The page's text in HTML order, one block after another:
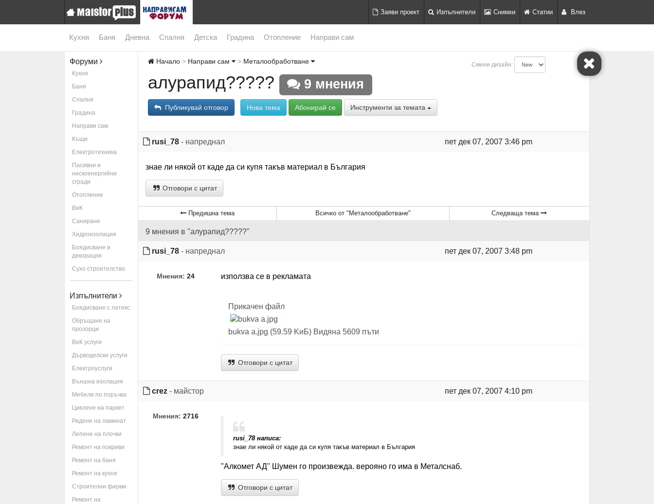
Заяви проект Изпълнители Снимки Статии Влез
Кухня Баня Дневна Спалня Детска Градина Отопление Направи сам
Форуми
Кухня
Баня
Спалня
Градина
Направи сам
Къщи
Електротехника
Пасивни и
нискоенергийни
сгради
Отопление
ВиК
Саниране
Хидроизолация
Боядисване и
декорация
Сухо строителство
Изпълнители
Боядисване с латекс
Обръщане на
прозорци
ВиК услуги
Дърводелски услуги
Електроуслуги
Външна изолация
Мебели по поръчка
Циклене на паркет
Редене на ламинат
Лепене на плочки
Ремонт на покриви
Ремонт на баня
Ремонт на кухня
Строителни фирми
Ремонт на
Начало Направи сам Металообработване Смени дизайн:
алурапид????? 9 мнения
Публикувай отговор Нова тема Абонирай се Инструменти за темата
rusi_78 - напреднал пет дек 07, 2007 3:46 pm
знае ли някой от каде да си купя такъв материал в България
Отговори с цитат
Предишна тема Всичко от "Металообработване" Следваща тема
9 мнения в "алурапид?????"
rusi_78 - напреднал пет дек 07, 2007 3:48 pm
Мнения: 24 използва се в рекламата
Прикачен файл
bukva a.jpg (59.59 KиБ) Видяна 5609 пъти
Отговори с цитат
crez - майстор пет дек 07, 2007 4:10 pm
Мнения: 2716
rusi_78 написа:
знае ли някой от каде да си купя такъв материал в България
"Алкомет АД" Шумен го произвежда. верояно го има в Металснаб.
Отговори с цитат